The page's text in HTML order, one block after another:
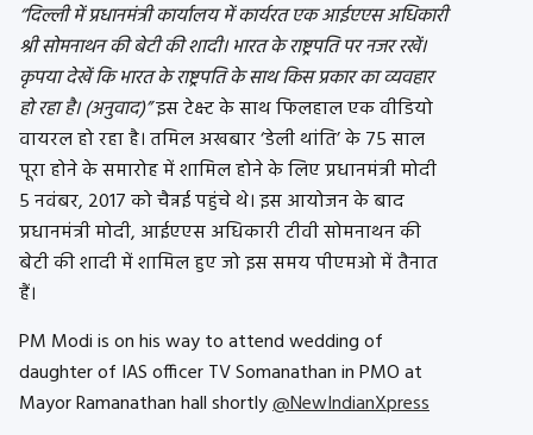
“दिल्ली में प्रधानमंत्री कार्यालय में कार्यरत एक आईएएस अधिकारी
श्री सोमनाथन की बेटी की शादी। भारत के राष्ट्रपति पर नजर रखें।
कृपया देखें कि भारत के राष्ट्रपति के साथ किस प्रकार का व्‍यवहार
हो रहा है। (अनुवाद)”इस टेक्स्ट के साथ फिलहाल एक वीडियो
वायरल हो रहा है। तमिल अखबार ‘डेली थांति’ के 75 साल
पूरा होने के समारोह में शामिल होने के लिए प्रधानमंत्री मोदी
5 नवंबर, 2017 को चैन्नई पहुंचे थे। इस आयोजन के बाद
प्रधानमंत्री मोदी, आईएएस अधिकारी टीवी सोमनाथन की
बेटी की शादी में शामिल हुए जो इस समय पीएमओ में तैनात
हैं।
PM Modi is on his way to attend wedding of
daughter of IAS officer TV Somanathan in PMO at
Mayor Ramanathan hall shortly@NewIndianXpress